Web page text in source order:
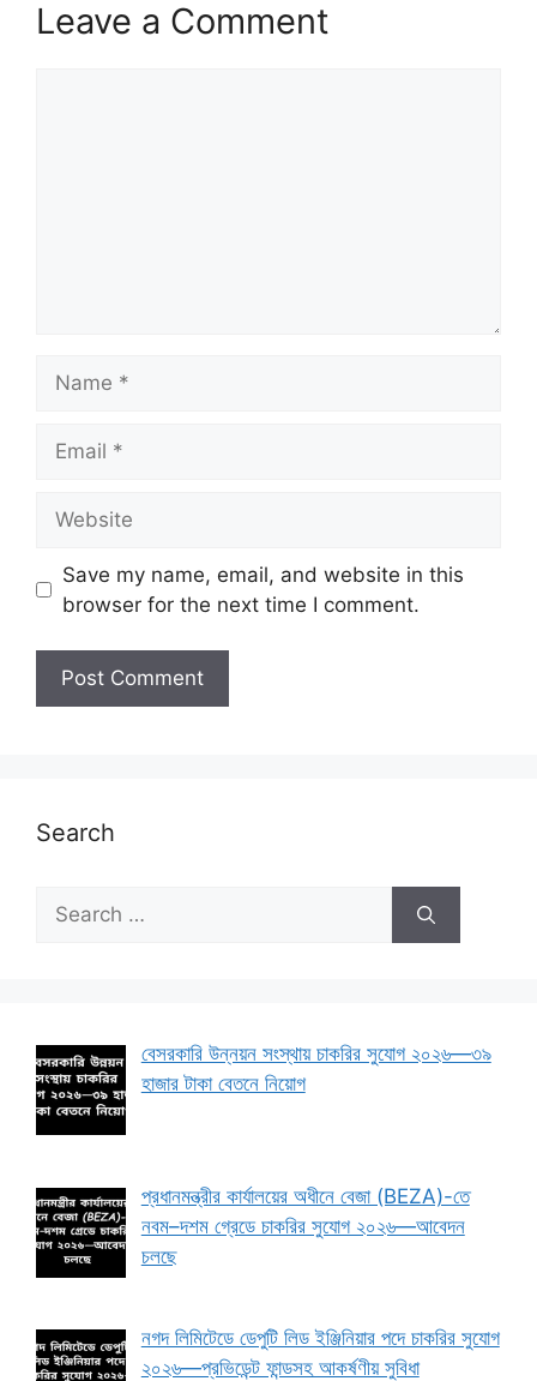
Leave a Comment
Save my name, email, and website in this
browser for the next time I comment.
Search
Search
for:
বেসরকারি উন্নয়ন সংস্থায় চাকরির সুযোগ ২০২৬—৩৯
হাজার টাকা বেতনে নিয়োগ
প্রধানমন্ত্রীর কার্যালয়ের অধীনে বেজা (BEZA)-তে
নবম–দশম গ্রেডে চাকরির সুযোগ ২০২৬—আবেদন
চলছে
নগদ লিমিটেডে ডেপুটি লিড ইঞ্জিনিয়ার পদে চাকরির সুযোগ
২০২৬—প্রভিডেন্ট ফান্ডসহ আকর্ষণীয় সুবিধা